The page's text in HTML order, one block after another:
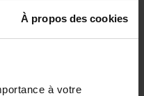
À propos des cookies
à votre